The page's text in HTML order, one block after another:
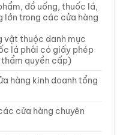
đồ uống, thuốc lá,
trong các cửa hàng
vật thuộc danh mục
lá phải có giấy phép
quyền cấp)
hàng kinh doanh tổng
cửa hàng chuyên